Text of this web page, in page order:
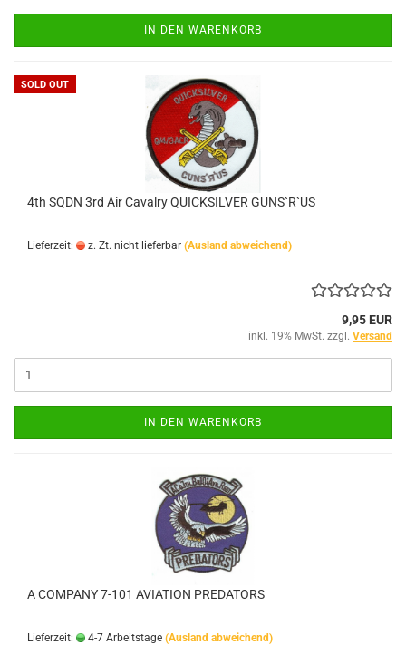
IN DEN WARENKORB
SOLD OUT
4th SQDN 3rd Air Cavalry QUICKSILVER GUNS`R`US
Lieferzeit: z. Zt. nicht lieferbar (Ausland abweichend)
9,95 EUR
inkl. 19% MwSt. zzgl. Versand
IN DEN WARENKORB
A COMPANY 7-101 AVIATION PREDATORS
Lieferzeit: 4-7 Arbeitstage (Ausland abweichend)